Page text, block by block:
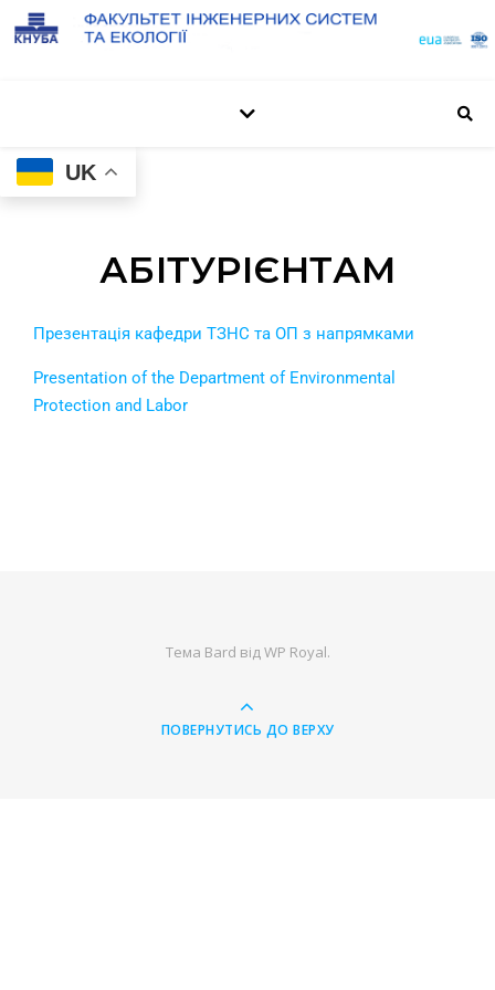
UK
АБІТУРІЄНТАМ
Презентація кафедри ТЗНС та ОП з напрямками
Presentation of the Department of Environmental
Protection and Labor
Тема Bard відWP Royal.
ПОВЕРНУТИСЬ ДО ВЕРХУ